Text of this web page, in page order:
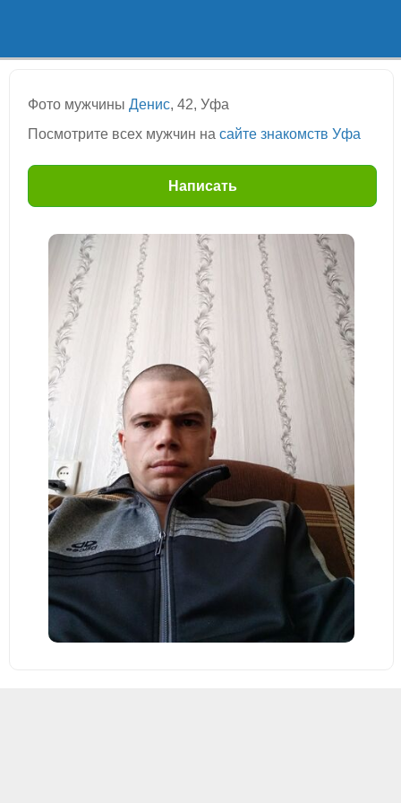
Фото мужчины Денис, 42, Уфа
Посмотрите всех мужчин на сайте знакомств Уфа
Написать